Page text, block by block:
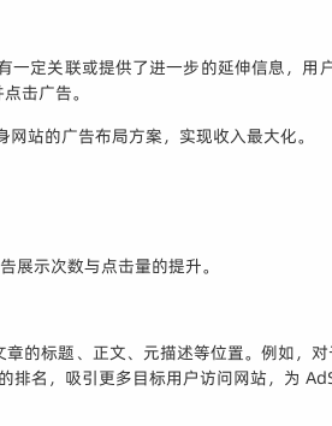
定关联或提供了进一步的延伸信息，用
击广告。
站的广告布局方案，实现收入最大化。
展示次数与点击量的提升。
的标题、正文、元描述等位置。例如，
名，吸引更多目标用户访问网站，为